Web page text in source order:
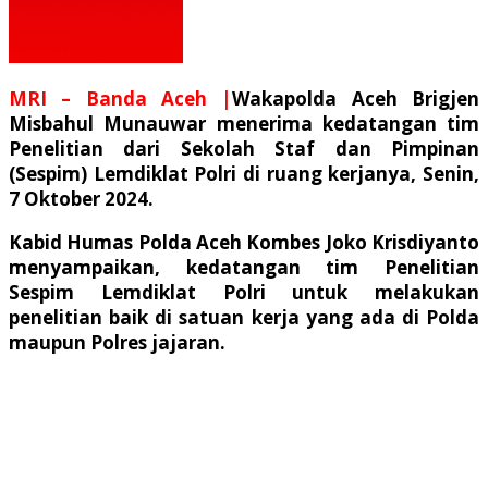
MRI – Banda Aceh |Wakapolda Aceh Brigjen
Misbahul Munauwar menerima kedatangan tim
Penelitian dari Sekolah Staf dan Pimpinan
(Sespim) Lemdiklat Polri di ruang kerjanya, Senin,
7 Oktober 2024.
Kabid Humas Polda Aceh Kombes Joko Krisdiyanto
menyampaikan, kedatangan tim Penelitian
Sespim Lemdiklat Polri untuk melakukan
penelitian baik di satuan kerja yang ada di Polda
maupun Polres jajaran.